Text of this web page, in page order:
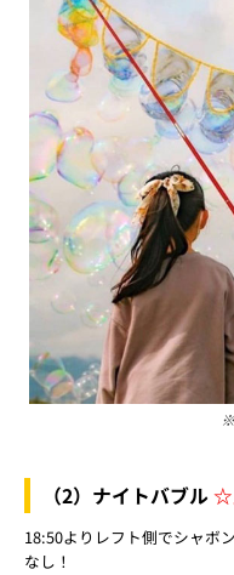
（2）ナイトバブル☆
18:50よりレフト側でシャボ
なし！